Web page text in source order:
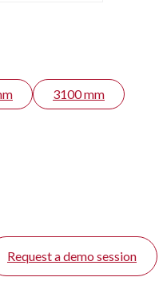
3100 mm
Request a demo session